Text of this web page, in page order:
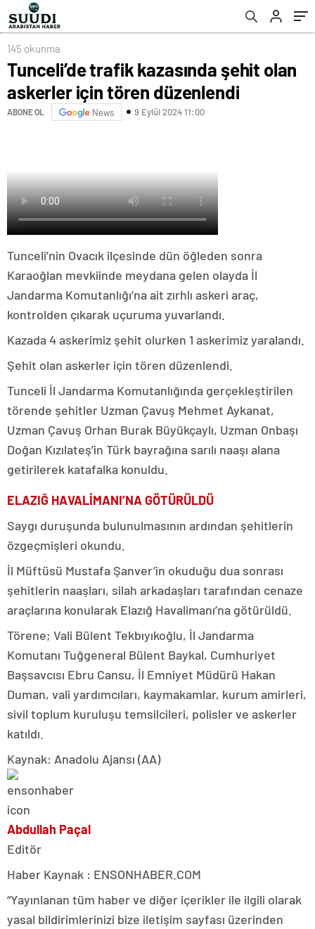
145 okunma
Tunceli’de trafik kazasında şehit olan
askerler için tören düzenlendi
ABONE OL News 9 Eylül 2024 11:00
Tunceli’nin Ovacık ilçesinde dün öğleden sonra
Karaoğlan mevkiinde meydana gelen olayda İl
Jandarma Komutanlığı’na ait zırhlı askeri araç,
kontrolden çıkarak uçuruma yuvarlandı.
Kazada 4 askerimiz şehit olurken 1 askerimiz yaralandı.
Şehit olan askerler için tören düzenlendi.
Tunceli İl Jandarma Komutanlığında gerçekleştirilen
törende şehitler Uzman Çavuş Mehmet Aykanat,
Uzman Çavuş Orhan Burak Büyükçaylı, Uzman Onbaşı
Doğan Kızılateş’in Türk bayrağına sarılı naaşı alana
getirilerek katafalka konuldu.
ELAZIĞ HAVALİMANI’NA GÖTÜRÜLDÜ
Saygı duruşunda bulunulmasının ardından şehitlerin
özgeçmişleri okundu.
İl Müftüsü Mustafa Şanver’in okuduğu dua sonrası
şehitlerin naaşları, silah arkadaşları tarafından cenaze
araçlarına konularak Elazığ Havalimanı’na götürüldü.
Törene; Vali Bülent Tekbıyıkoğlu, İl Jandarma
Komutanı Tuğgeneral Bülent Baykal, Cumhuriyet
Başsavcısı Ebru Cansu, İl Emniyet Müdürü Hakan
Duman, vali yardımcıları, kaymakamlar, kurum amirleri,
sivil toplum kuruluşu temsilcileri, polisler ve askerler
katıldı.
Kaynak: Anadolu Ajansı (AA)
Abdullah Paçal
Editör
Haber Kaynak : ENSONHABER.COM
“Yayınlanan tüm haber ve diğer içerikler ile ilgili olarak
yasal bildirimlerinizi bize iletişim sayfası üzerinden